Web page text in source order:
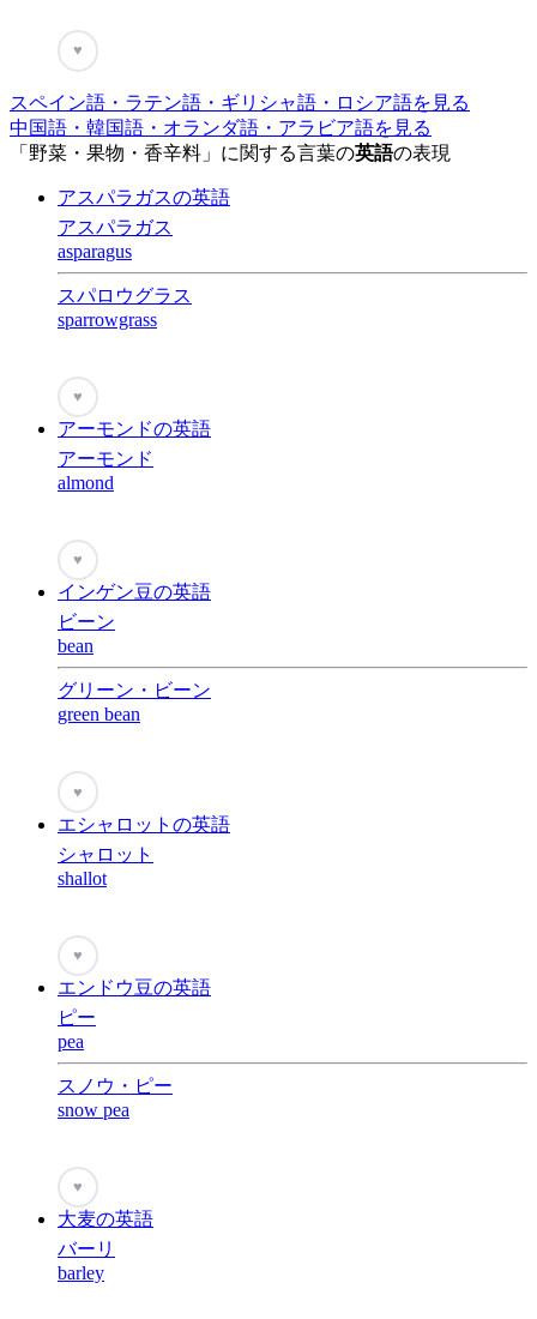
♥
スペイン語・ラテン語・ギリシャ語・ロシア語を見る
中国語・韓国語・オランダ語・アラビア語を見る
「野菜・果物・香辛料」に関する言葉の英語の表現
アスパラガスの英語
アスパラガス
asparagus
スパロウグラス
sparrowgrass
♥
アーモンドの英語
アーモンド
almond
♥
インゲン豆の英語
ビーン
bean
グリーン・ビーン
green bean
♥
エシャロットの英語
シャロット
shallot
♥
エンドウ豆の英語
ピー
pea
スノウ・ピー
snow pea
♥
大麦の英語
バーリ
barley